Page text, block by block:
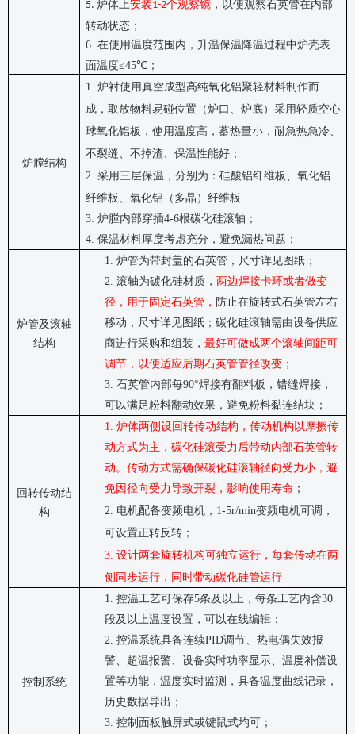
5. 炉体上安装1-2个观察镜 ，以便观察石英管在内部
转动状态；
6. 在使用温度范围内，升温保温降温过程中炉壳表
面温度≤45℃ ；
炉膛结构
1. 炉衬使用真空成型高纯氧化铝聚轻材料制作而
成，取放物料易碰位置（炉口、炉底）采用轻质空心
球氧化铝板，使用温度高，蓄热量小，耐急热急冷、
不裂缝、不掉渣、保温性能好 ；
2. 采用三层保温，分别为：硅酸铝纤维板、氧化铝
纤维板、氧化铝（多晶）纤维板
3. 炉膛内部穿插4-6根碳化硅滚轴；
4. 保温材料厚度考虑充分，避免漏热问题；
炉管及滚轴
结构
1. 炉管为带封盖的石英管，尺寸详见图纸；
2. 滚轴为碳化硅材质， 两边焊接卡环或者做变
径 ，用于固定石英管， 防止在旋转式石英管左右
移动，尺寸详见图纸；碳化硅滚轴需由设备供应
商进行采购和组装 ， 最好可做成两个滚轴间距可
调节，以便适应后期石英管管径改变 ；
3. 石英管内部每90°焊接有翻料板，错缝焊接，
可以满足粉料翻动效果，避免粉料黏连结块；
回转传动结
构
1. 炉体两侧设回转传动结构，传动机构以摩擦传
动方式为主，碳化硅滚受力后带动内部石英管转
动。传动方式需确保碳化硅滚轴径向受力小，避
免因径向受力导致开裂，影响使用寿命 ；
2. 电机配备变频电机， 1-5r/min变频电机可调，
可设置正转反转；
3. 设计两套旋转机构可独立运行，每套传动在两
侧同步运行，同时带动碳化硅管运行
控制系统
1. 控温工艺可保存5条及以上，每条工艺内含30
段及以上温度设置，可以在线编辑；
2. 控温系统具备连续PID调节、热电偶失效报
警、超温报警、设备实时功率显示、温度补偿设
置等功能，温度实时监测，具备温度曲线记录，
历史数据导出；
3. 控制面板触屏式或键鼠式均可；